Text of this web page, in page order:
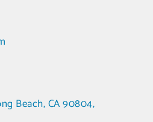
Beach, CA 90804,